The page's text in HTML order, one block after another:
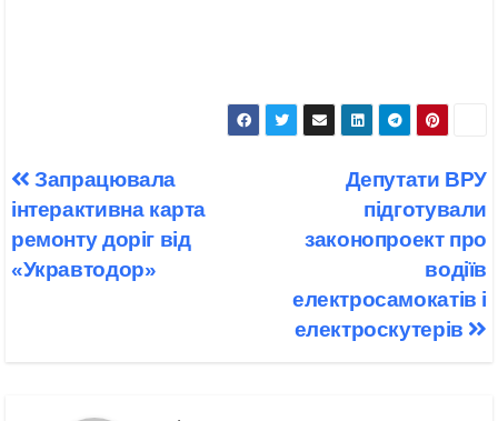
Навігація
записів
Депутати ВРУ
підготували
законопроект про
водіїв
електросамокатів і
електроскутерів
Запрацювала
інтерактивна карта
ремонту доріг від
«Укравтодор»